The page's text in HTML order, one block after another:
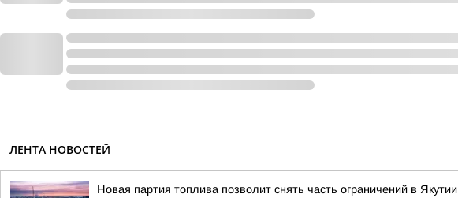
ЛЕНТА НОВОСТЕЙ
Новая партия топлива позволит снять часть ограничений в Якутии